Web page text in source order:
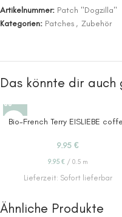
Artikelnummer: Patch "Dogzilla"
Kategorien: Patches , Zubehör
Das könnte dir
Bio-French Terry EISLIEBE
9.95 €
9.95 € / 0.5 m
Lieferzeit: Sofort lieferbar
Ähnliche Produkte